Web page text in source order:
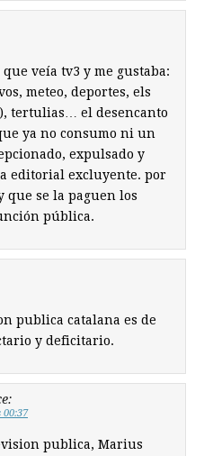
veía tv3 y me gustaba:
meteo, deportes, els
tertulias… el desencanto
ya no consumo ni un
expulsado y
editorial excluyente. por
que se la paguen los
pública.
publica catalana es de
y deficitario.
00:37
publica, Marius